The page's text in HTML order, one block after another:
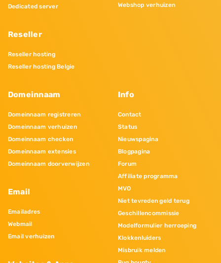
Dedicated server
Reseller
Reseller hosting
Reseller hosting Belgie
Webshop verhuizen
Domeinnaam
Domeinnaam registreren
Domeinnaam verhuizen
Domeinnaam checken
Domeinnaam extensies
Domeinnaam doorverwijzen
Email
Emailadres
Webmail
Email verhuizen
Info
Contact
Status
Nieuwspagina
Blogpagina
Forum
Affiliate programma
MVO
Niet tevreden geld terug
Geschillencommissie
Modelformulier herroeping
Klokkenluiders
Misbruik melden